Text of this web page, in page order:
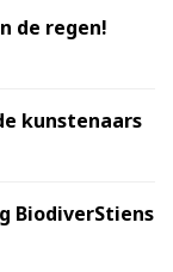
de regen!
kunstenaars
BiodiverStiens